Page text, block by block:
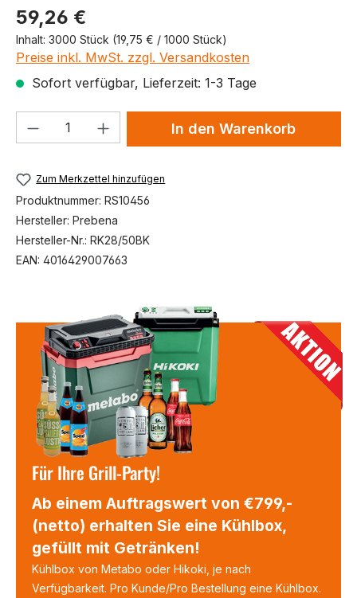
Produktpreis
59,26 €
Inhalt: 3000 Stück (19,75 € / 1000 Stück)
Preise inkl. MwSt. zzgl. Versandkosten
Sofort verfügbar, Lieferzeit: 1-3 Tage
Produkt Anzahl: Gib denIn den Warenkorb
Zum Merkzettel hinzufügen
Produktnummer: RS10456
Hersteller: Prebena
Hersteller-Nr.: RK28/50BK
EAN: 4016429007663
Für Ihre Grill-Party!
Ab einem Auftragswert von €799,-
(netto) erhalten Sie eine Kühlbox,
gefüllt mit Getränken!
Kühlbox von Metabo oder Hikoki, je nach
Verfügbarkeit. Pro Kunde/Pro Bestellung eine Kühlbox.